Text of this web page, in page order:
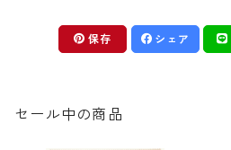
保存 シェア
セール中の商品